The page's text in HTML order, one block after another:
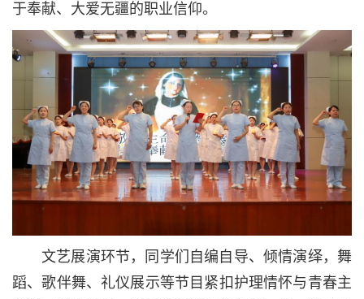
于奉献、大爱无疆的职业信仰。
文艺展演环节，同学们自编自导、倾情演绎，舞
蹈、歌伴舞、礼仪展示等节目紧扣护理情怀与青春主